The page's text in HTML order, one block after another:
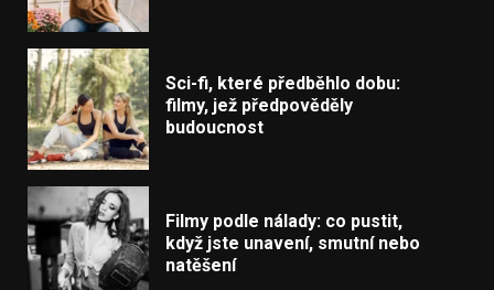
Sci-fi, které předběhlo dobu:
filmy, jež předpověděly
budoucnost
Filmy podle nálady: co pustit,
když jste unavení, smutní nebo
natěšení